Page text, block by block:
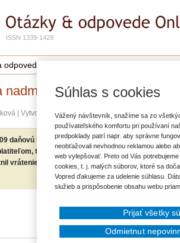
ISSN 1339-1429
odpočet v
Vytvoriť záložku
daňovú kontrolu na daň z pridanej hodnoty za
t. j. jeho zdaňovacie obdobie roku 2007
vrátenie nadmerného odpočtu za II. a III. štvrťrok
Súhlas s cookies
Vážený návštevník, snažíme sa zo
používateľského komfortu pri používaní
predpoklady patrí napr. aby správne
neobťažovali nevhodnou reklamou alebo
web vylepšovať. Preto od Vás
cookies, t. j. malých súborov, ktoré sa
Vopred ďakujeme za udelenie súhlasu.
služieb a prispôsobenie obsahu webu
Odmietnut
Prijať všetky